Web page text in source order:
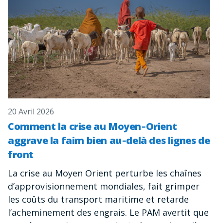
20 Avril 2026
Comment la crise au Moyen‑Orient
aggrave la faim bien au‑delà des lignes de
front
La crise au Moyen Orient perturbe les chaînes
d’approvisionnement mondiales, fait grimper
les coûts du transport maritime et retarde
l’acheminement des engrais. Le PAM avertit que